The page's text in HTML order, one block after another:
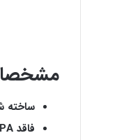
ساخته
فاقد BPA و مواد مضر و شیمیایی